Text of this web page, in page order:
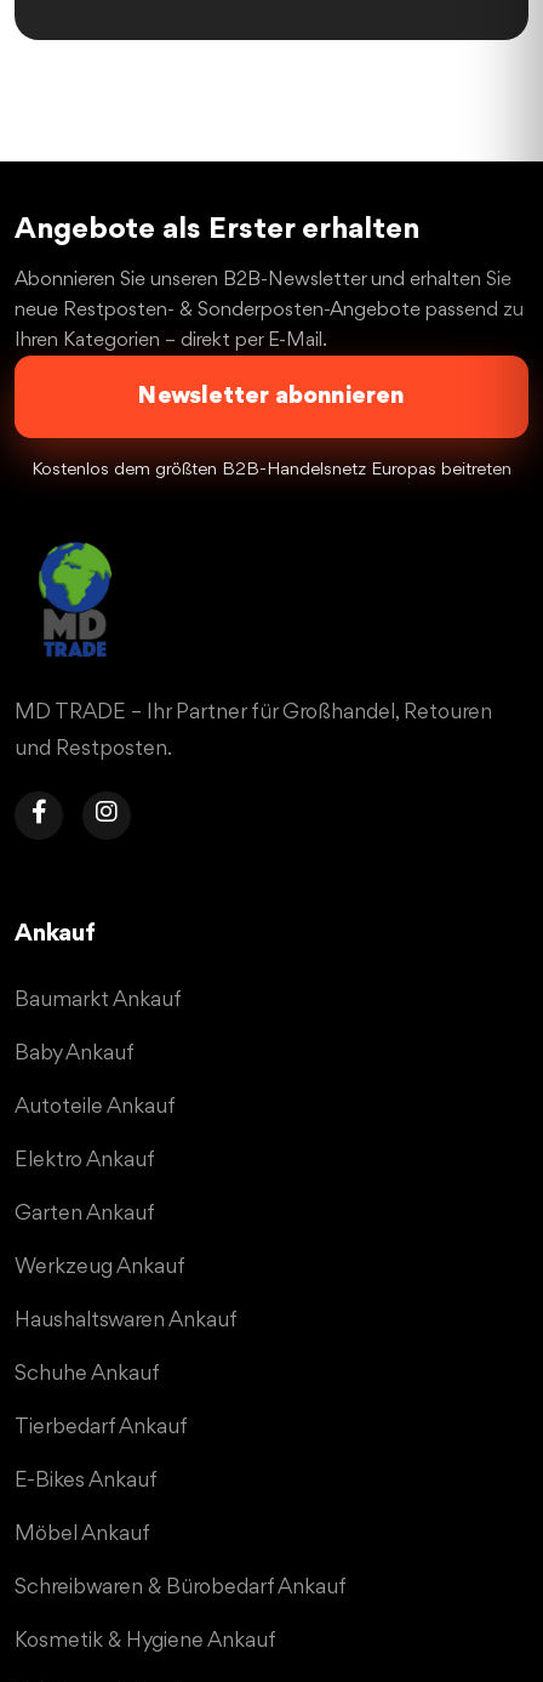
Angebote als Erster erhalten
Abonnieren Sie unseren B2B-Newsletter und erhalten Sie
neue Restposten- & Sonderposten-Angebote passend zu
Ihren Kategorien – direkt per E-Mail.
Newsletter abonnieren
Kostenlos dem größten B2B-Handelsnetz Europas beitreten
MD TRADE – Ihr Partner für Großhandel, Retouren
und Restposten.
Ankauf
Baumarkt Ankauf
Baby Ankauf
Autoteile Ankauf
Elektro Ankauf
Garten Ankauf
Werkzeug Ankauf
Haushaltswaren Ankauf
Schuhe Ankauf
Tierbedarf Ankauf
E-Bikes Ankauf
Möbel Ankauf
Schreibwaren & Bürobedarf Ankauf
Kosmetik & Hygiene Ankauf